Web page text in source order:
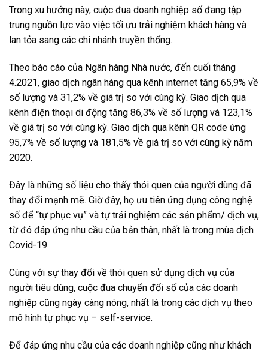
Trong xu hướng này, cuộc đua doanh nghiệp số đang tập
trung nguồn lực vào việc tối ưu trải nghiệm khách hàng và
lan tỏa sang các chi nhánh truyền thống.
Theo báo cáo của Ngân hàng Nhà nước, đến cuối tháng
4.2021, giao dịch ngân hàng qua kênh internet tăng 65,9% về
số lượng và 31,2% về giá trị so với cùng kỳ. Giao dịch qua
kênh điện thoại di động tăng 86,3% về số lượng và 123,1%
về giá trị so với cùng kỳ. Giao dịch qua kênh QR code ứng
95,7% về số lượng và 181,5% về giá trị so với cùng kỳ năm
2020.
Đây là những số liệu cho thấy thói quen của người dùng đã
thay đổi mạnh mẽ. Giờ đây, họ ưu tiên ứng dụng công nghệ
số để “tự phục vụ” và tự trải nghiệm các sản phẩm/ dịch vụ,
từ đó đáp ứng nhu cầu của bản thân, nhất là trong mùa dịch
Covid-19.
Cùng với sự thay đổi về thói quen sử dụng dịch vụ của
người tiêu dùng, cuộc đua chuyển đổi số của các doanh
nghiệp cũng ngày càng nóng, nhất là trong các dịch vụ theo
mô hình tự phục vụ – self-service.
Để đáp ứng nhu cầu của các doanh nghiệp cũng như khách